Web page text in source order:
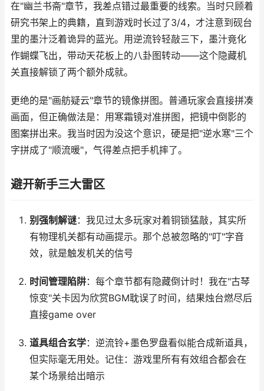
在"幽兰书斋"章节，我差点错过最重要的线索。当时只顾着
研究书架上的典籍，直到游戏时长过了3/4，才注意到砚台
里的墨汁泛着诡异的蓝光。用逆流铃轻敲三下，墨汁竟化
作蝴蝶飞出，带动天花板上的八卦图转动——这个隐藏机
关直接解锁了两个额外成就。
更绝的是"画舫疑云"章节的镜像拼图。普通玩家会直接拼凑
画面，但正确做法是：用寒霜镜对准拼图，把镜中倒影的
图案拼出来。我当时因为没这个意识，硬是把"逆水寒"三个
字拼成了"顺流暖"，气得差点把手机摔了。
避开新手三大雷区
别强制解谜：我见过太多玩家对着铜锁猛敲，其实所
有物理机关都有动画提示。那个总被忽略的"叮"字音
效，就是触发机关的信号
时间管理陷阱：每个章节都有隐藏倒计时！我在"古琴
惊变"关卡因为欣赏BGM耽误了时间，结果烛台燃尽后
直接game over
道具组合玄学：逆流铃+墨色罗盘看似能合成新道具，
但实际毫无用处。记住：游戏里所有有效组合都会在
某个场景给出暗示